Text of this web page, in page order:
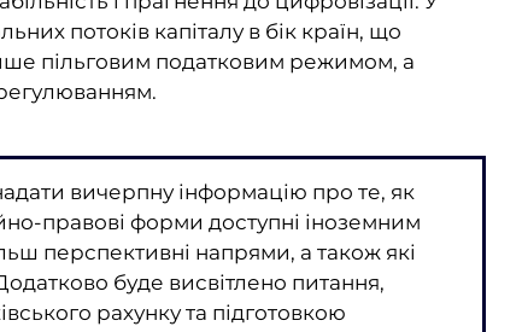
потоків капіталу в бік країн, що
пільговим податковим режимом, а
вичерпну інформацію про те, як
правові форми доступні іноземним
перспективні напрями, а також які
буде висвітлено питання,
рахунку та підготовкою